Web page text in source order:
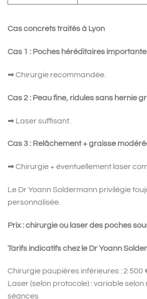
Cas concrets traités à Lyon
Cas 1 : Poches héréditaires
➡ Chirurgie recommandée.
Cas 2 : Peau fine, ridules sans hernie
➡ Laser suffisant.
Cas 3 : Relâchement + graisse
➡ Chirurgie + éventuellement laser
Le Dr Yoann Soldermann privilégie
personnalisée.
Prix : chirurgie ou laser des poches
Tarifs indicatifs chez le Dr Yoann
Chirurgie paupières inférieures : 2 500
Laser (selon protocole) : variable
séances